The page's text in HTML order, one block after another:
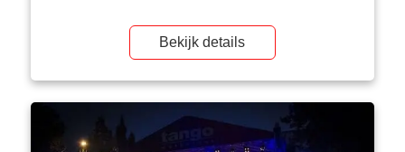
vierkante meter [Gerelateerde producten] Verhuurserie
LED-transparant scherm [Projectintroductie]:
Optoelectronics voor winkelcentra, zonder het zicht op
Bekijk details